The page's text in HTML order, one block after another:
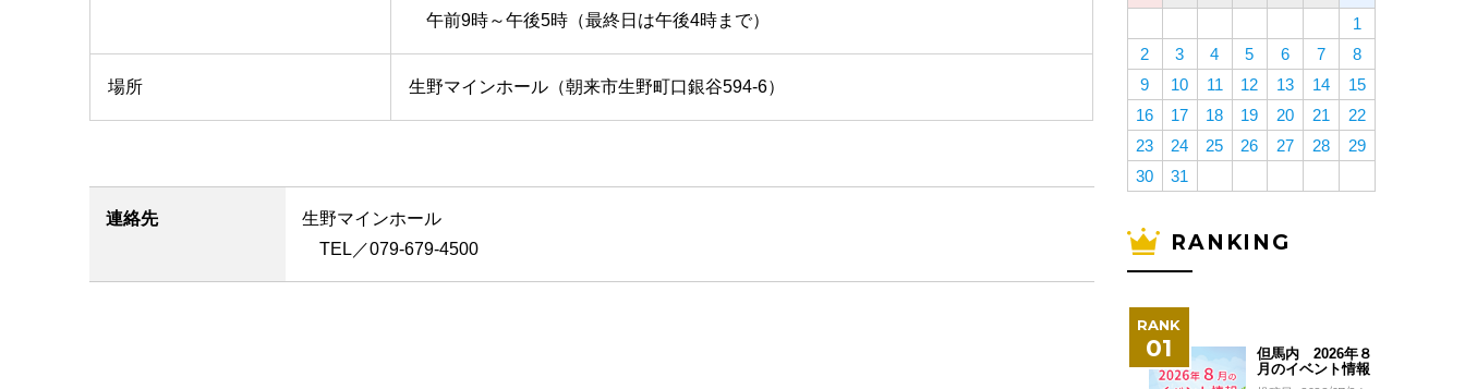
午前9時～午後5時（最終日は午後4時まで）
場所 生野マインホール（朝来市生野町口銀谷594-6）
連絡先
生野マインホール
TEL／079-679-4500
1
2
3 4 5 6 7
8
9
10 11 12 13 14
15
16
17 18 19 20 21
22
23
24 25 26 27 28
29
30
31
RANKING
但馬内 2026年８
月のイベント情報